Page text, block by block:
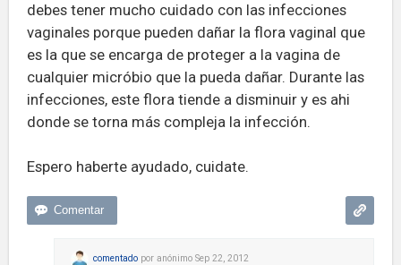
debes tener mucho cuidado con las infecciones
vaginales porque pueden dañar la flora vaginal que
es la que se encarga de proteger a la vagina de
cualquier micróbio que la pueda dañar. Durante las
infecciones, este flora tiende a disminuir y es ahi
donde se torna más compleja la infección.
Espero haberte ayudado, cuidate.
comentado por anónimo Sep 22, 2012